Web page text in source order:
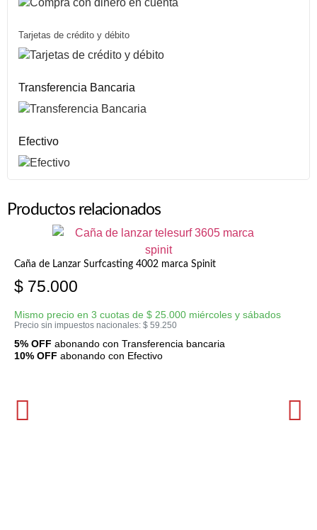
Tarjetas de crédito y débito
Transferencia Bancaria
Efectivo
Productos relacionados
Caña de Lanzar Surfcasting 4002 marca Spinit
$ 75.000
Mismo precio en 3 cuotas de $ 25.000 miércoles y sábados
Precio sin impuestos nacionales: $ 59.250
5% OFF abonando con Transferencia bancaria
10% OFF abonando con Efectivo